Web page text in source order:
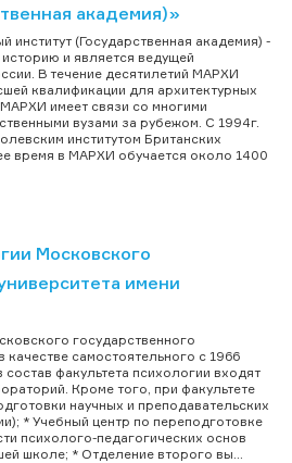
академия)»
институт (Государственная академия) -
и является ведущей
В течение десятилетий МАРХИ
квалификации для архитектурных
имеет связи со многими
вузами за рубежом. С 1994г.
институтом Британских
время в МАРХИ обучается около 1400
Московского
имени
государственного
качестве самостоятельного с 1966
факультета психологии входят
Кроме того, при факультете
научных и преподавательских
* Учебный центр по переподготовке
психолого-педагогических основ
школе; * Отделение второго вы...